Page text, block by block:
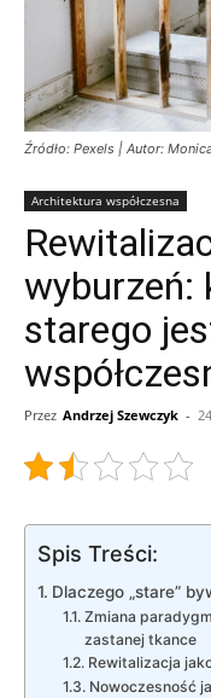
Źródło: Pexels | Autor:
Architektura współczesna
wyburzeń:
starego
Przez Andrzej Szewczyk -
Spis Treści:
Dlaczego „stare”
Zmiana
zastanej tkance
Rewitalizacja
Nowoczesność